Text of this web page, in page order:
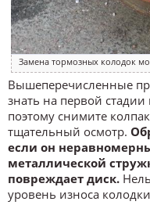
Замена тормозных колодок
Вышеперечисленные
знать на первой стадии
поэтому снимите
тщательный осмотр.
если он
металлической
повреждает диск.
уровень износа